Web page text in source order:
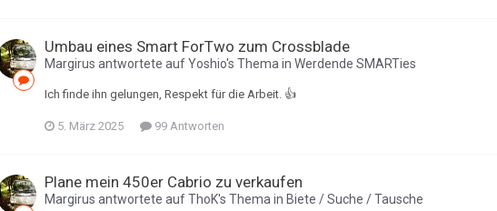
Umbau eines Smart ForTwo zum Crossblade
Margirus antwortete aufYoshio's Thema in Werdende SMARTies
Ich finde ihn gelungen, Respekt für die Arbeit. 👍
5. März 2025 99 Antworten
Plane mein 450er Cabrio zu verkaufen
Margirus antwortete aufThoK's Thema in Biete / Suche / Tausche